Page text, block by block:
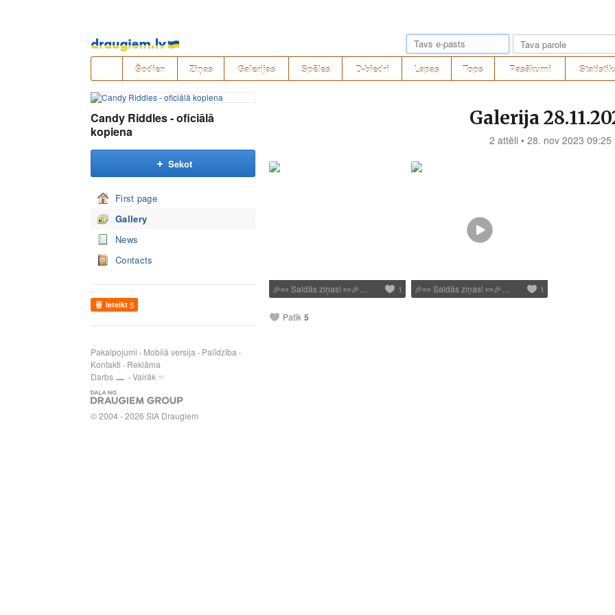
Pāriet
uz
saturu
Šodien Ziņas Galerijas Spēles D-biedri Lapas Tops Pasākumi
Candy Riddles - oficiālā
kopiena
Sekot
First page
Gallery
News
Contacts
Ieteikt 5
Pakalpojumi Mobilā versija
Palīdzība
Kontakti
Reklāma
Darbs
Vairāk
© 2004 - 2026 SIA Draugiem
Galerija
2 attēli • 28. nov 2023 09:25
🎉🍬 Saldās ziņas! 🍬🎉 1 🎉🍬 Saldās ziņas! 🍬🎉 1
Patīk 5